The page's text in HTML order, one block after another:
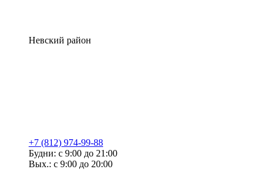
Невский район
+7 (812) 974-99-88
Будни: с 9:00 до 21:00
Вых.: с 9:00 до 20:00